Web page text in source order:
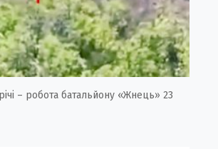
– робота батальйону «Жнець» 23